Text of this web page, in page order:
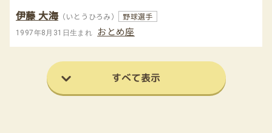
伊藤 大海（いとうひろみ） 野球選手
1997年8月31日生まれ おとめ座
すべて表示